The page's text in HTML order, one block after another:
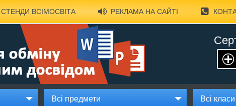
СТЕНДИ ВСІМОСВІТА РЕКЛАМА НА САЙТІ
Всі предмети Всі класи